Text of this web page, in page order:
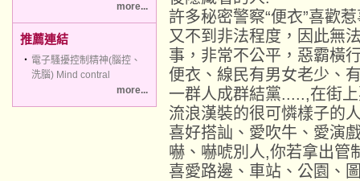
more...
推薦連結
‧ 電子騷擾控制精神(腦控、
洗腦) Mind contral
more...
許多秘密警察“便衣”喜歡
又不到非法程度，因此無
事，非常不公平，惡霸橫
便衣、線民有男女老少、
一群人成群結黨.....,在街
流浪漢裝的很可憐樣子的
喜好搭訕、愛吹牛、愛演
嚇、嚇唬別人,你若拿出管
喜愛路邊、車站、公園、